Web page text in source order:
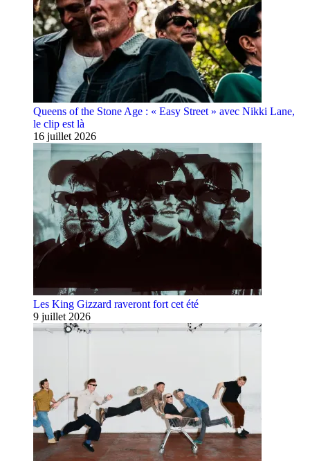
Queens of the Stone Age : « Easy Street » avec Nikki Lane,
le clip est là
16 juillet 2026
Les King Gizzard raveront fort cet été
9 juillet 2026